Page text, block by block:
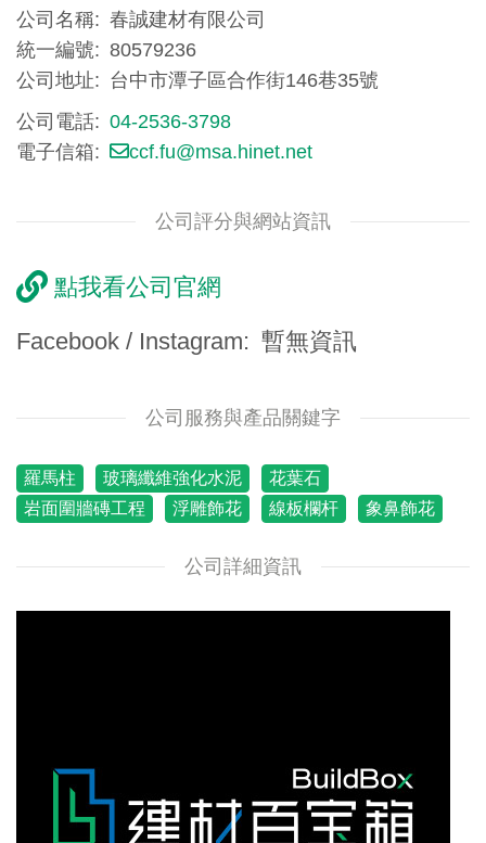
公司名稱
春誠建材有限公司
統一編號
80579236
公司地址
台中市潭子區合作街146巷35號
公司電話
04-2536-3798
電子信箱
ccf.fu@msa.hinet.net
公司評分與網站資訊
點我看公司官網
Facebook / Instagram
暫無資訊
公司服務與產品關鍵字
羅馬柱 玻璃纖維強化水泥
花葉石
岩面圍牆磚工程
浮雕飾花 線板欄杆 象鼻飾花
公司詳細資訊